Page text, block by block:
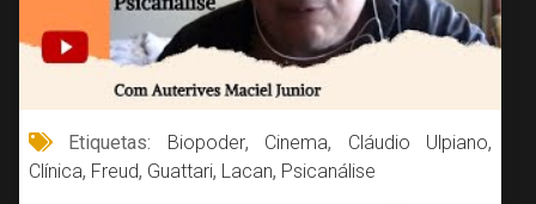
Etiquetas: Biopoder, Cinema, Cláudio Ulpiano,
Clínica, Freud, Guattari, Lacan, Psicanálise